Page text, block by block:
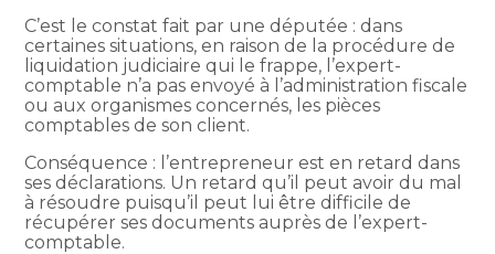
C’est le constat fait par une députée : dans
certaines situations, en raison de la procédure de
liquidation judiciaire qui le frappe, l’expert-
comptable n’a pas envoyé à l’administration fiscale
ou aux organismes concernés, les pièces
comptables de son client.
Conséquence : l’entrepreneur est en retard dans
ses déclarations. Un retard qu’il peut avoir du mal
à résoudre puisqu’il peut lui être difficile de
récupérer ses documents auprès de l’expert-
comptable.